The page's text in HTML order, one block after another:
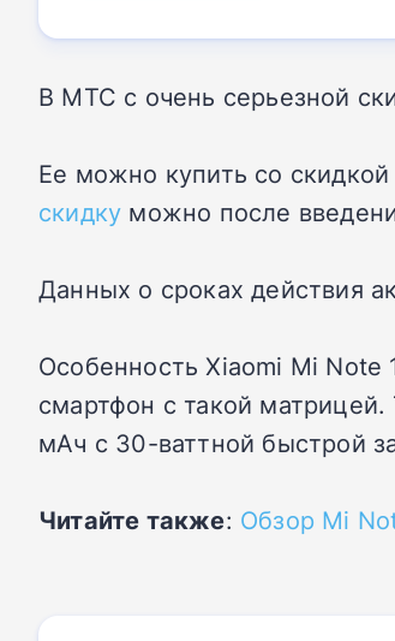
В МТС с очень серьезной
Ее можно купить со скидкой
скидку можно после
Данных о сроках действия
Особенность Xiaomi Mi
смартфон с такой
мАч с 30-ваттной быстрой
Читайте также: Обзор Mi